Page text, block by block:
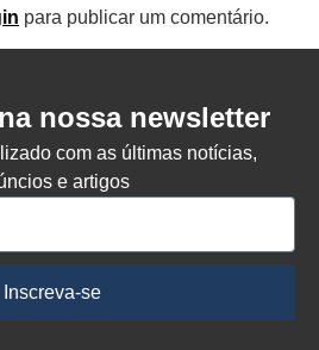
para publicar um comentário.
nossa newsletter
com as últimas notícias,
e artigos
Inscreva-se